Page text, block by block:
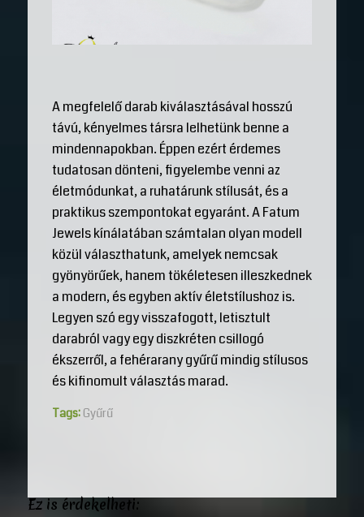
A megfelelő darab kiválasztásával hosszú
távú, kényelmes társra lelhetünk benne a
mindennapokban. Éppen ezért érdemes
tudatosan dönteni, figyelembe venni az
életmódunkat, a ruhatárunk stílusát, és a
praktikus szempontokat egyaránt. A Fatum
Jewels kínálatában számtalan olyan modell
közül választhatunk, amelyek nemcsak
gyönyörűek, hanem tökéletesen illeszkednek
a modern, és egyben aktív életstílushoz is.
Legyen szó egy visszafogott, letisztult
darabról vagy egy diszkréten csillogó
ékszerről, a fehérarany gyűrű mindig stílusos
és kifinomult választás marad.
Tags: Gyűrű
Ez is érdekelheti: